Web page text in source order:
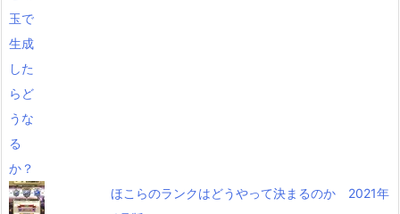
ほこらのランクはどうやって決まるのか 2021年